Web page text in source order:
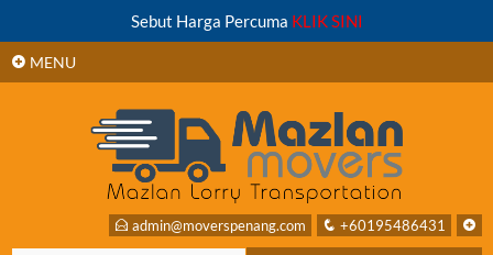
Sebut Harga Percuma KLIK SINI
+ MENU
+
q +60195486431
E admin@moverspenang.com